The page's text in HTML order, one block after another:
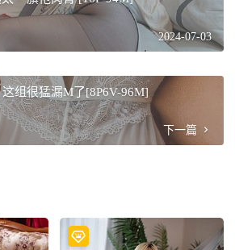
2024-07-03
组很猛漏M了[8P6V-96M]
下一篇